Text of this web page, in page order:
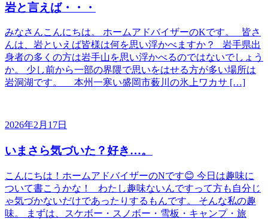
岩と言えば・・・
みなさんこんにちは。 ホームアドバイザーのKです。 皆さ
んは、岩といえば皆様は何を思い浮かべますか？ 岩手県出
身者の多くの方は岩手山を思い浮かべるのではないでしょう
か。 少し前から一部の界隈で思いをはせる方が多い場所は
岩洞湖です。 本州一寒い盛岡市薮川の氷上ワカサ […]
2026年2月17日
いまさら気づいた？好き…。
こんにちは！ホームアドバイザーのNです😊 今日は趣味に
ついて書こうかな！ わたし趣味ないんですって方も自分じ
ゃ気づかないだけであったりするもんです。 そんな私の趣
味。 まずは、スケボー・スノボー・雪板・キャンプ・旅